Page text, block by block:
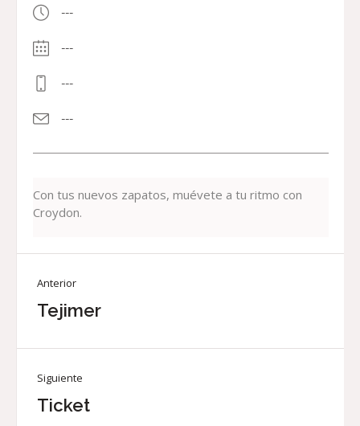
---
---
---
---
Con tus nuevos zapatos, muévete a tu ritmo con
Croydon.
Anterior
Tejimer
Siguiente
Ticket